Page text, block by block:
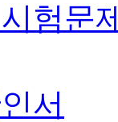
험문
서